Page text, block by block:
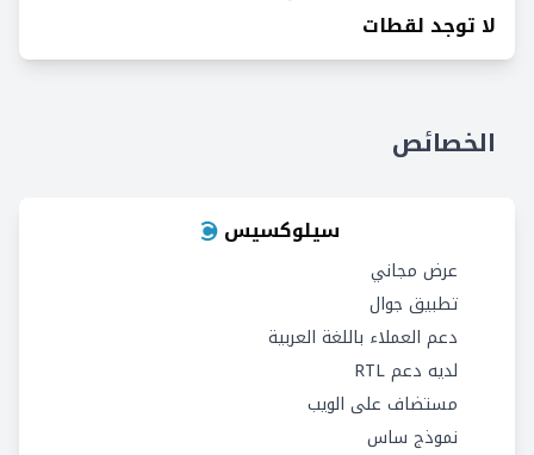
لا توجد لقطات
الخصائص
سيلوكسيس
عرض مجاني
تطبيق جوال
دعم العملاء باللغة العربية
لديه دعم RTL
مستضاف على الويب
نموذج ساس